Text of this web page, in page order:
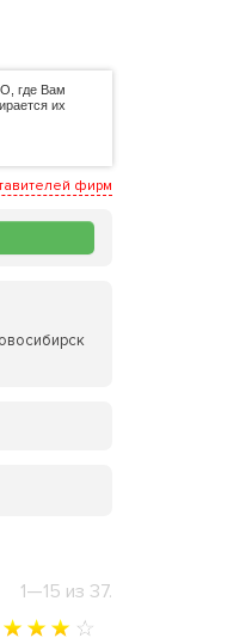
где Вам
их
фирм
1—15 из 37.